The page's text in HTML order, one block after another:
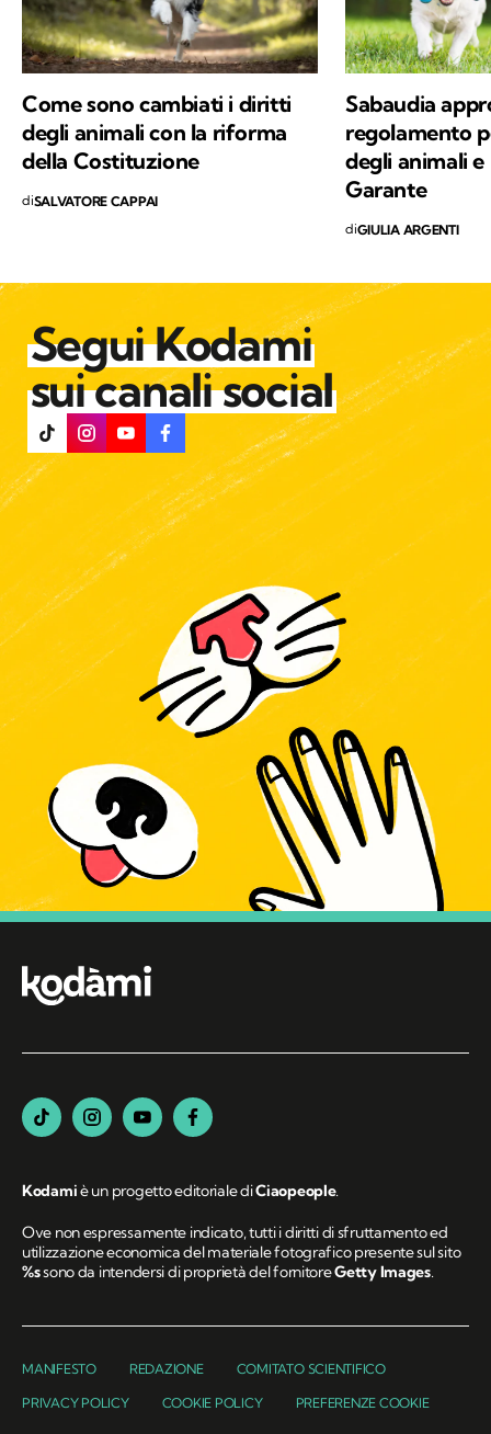
Come sono cambiati i diritti
degli animali con la riforma
della Costituzione
diSALVATORE CAPPAI
Sabaudia
regolamento
degli animali
Garante
diGIULIA ARGENTI
Segui Kodami
sui canali social
Kodamiè un progetto editoriale diCiaopeople.
Ove non espressamente indicato, tutti i diritti di sfruttamento ed
utilizzazione economica del materiale fotografico presente sul sito
%ssono da intendersi di proprietà del fornitoreGetty Images.
MANIFESTO REDAZIONE COMITATO SCIENTIFICO
PRIVACY POLICY COOKIE POLICY PREFERENZE COOKIE